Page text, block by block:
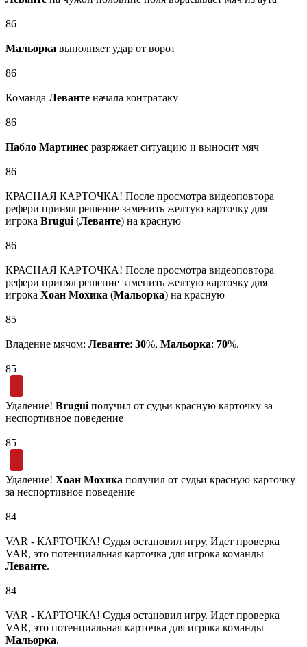
86
Мальорка выполняет удар от ворот
86
Команда Леванте начала контратаку
86
Пабло Мартинес разряжает ситуацию и выносит мяч
86
КРАСНАЯ КАРТОЧКА! После просмотра видеоповтора
рефери принял решение заменить желтую карточку для
игрока Brugui (Леванте) на красную
86
КРАСНАЯ КАРТОЧКА! После просмотра видеоповтора
рефери принял решение заменить желтую карточку для
игрока Хоан Мохика (Мальорка) на красную
85
Владение мячом: Леванте: 30%, Мальорка: 70%.
85
Удаление! Brugui получил от судьи красную карточку за
неспортивное поведение
85
Удаление! Хоан Мохика получил от судьи красную карточку
за неспортивное поведение
84
VAR - КАРТОЧКА! Судья остановил игру. Идет проверка
VAR, это потенциальная карточка для игрока команды
Леванте.
84
VAR - КАРТОЧКА! Судья остановил игру. Идет проверка
VAR, это потенциальная карточка для игрока команды
Мальорка.